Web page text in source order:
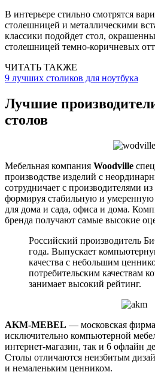
В интерьере стильно смотрятся
столешницей и металлическими
классики подойдет стол,
столешницей темно-коричневых
ЧИТАТЬ ТАКЖЕ
9 лучших столиков для ноутбука
Лучшие
столов
Мебельная компания Woodville
производстве изделий с
сотрудничает с производителями
формируя стабильную и умеренную
для дома и сада, офиса и дома.
бренда получают самые высокие
Российский производитель
года. Выпускает
качества с небольшим
потребительским качествам
занимает высокий рейтинг.
AKM-MEBEL — московская
исключительно компьютерной
интернет-магазин, так и 6 офлайн
Столы отличаются неизбитым
и немаленьким ценником.